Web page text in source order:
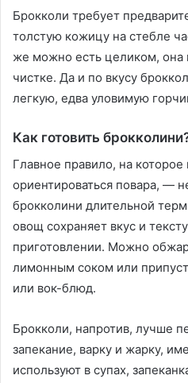
Брокколи требует
толстую кожицу на стебле
же можно есть целиком, она
чистке. Да и по вкусу
легкую, едва уловимую
Как готовить
Главное правило, на
ориентироваться повара, —
брокколини длительной
овощ сохраняет вкус и
приготовлении. Можно
лимонным соком или
или вок-блюд.
Брокколи, напротив, лучше
запекание, варку и жарку,
используют в супах,